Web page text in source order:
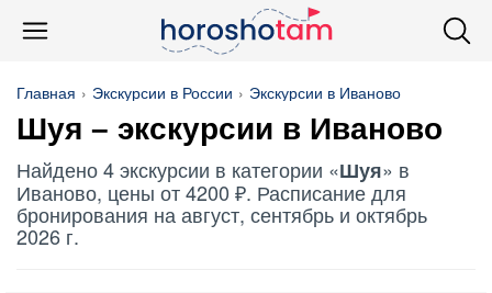
Главная Экскурсии в России Экскурсии в Иваново
Шуя – экскурсии в Иваново
Найдено 4 экскурсии в категории «Шуя» в
Иваново, цены от 4200 ₽. Расписание для
бронирования на август, сентябрь и октябрь
2026 г.